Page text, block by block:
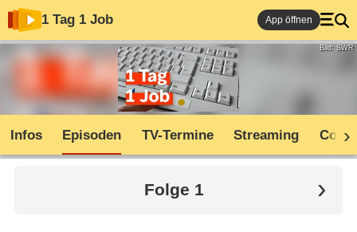
1 Tag 1 Job App öffnen
Bild: SWR
Infos Episoden TV-Termine Streaming
Folge 1